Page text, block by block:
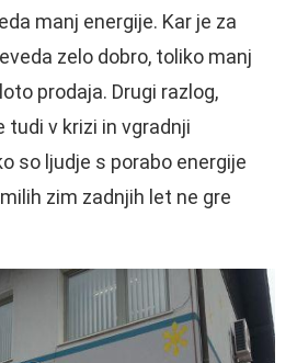
manj energije. Kar je za
zelo dobro, toliko manj
prodaja. Drugi razlog,
tudi v krizi in vgradnji
so ljudje s porabo energije
zim zadnjih let ne gre